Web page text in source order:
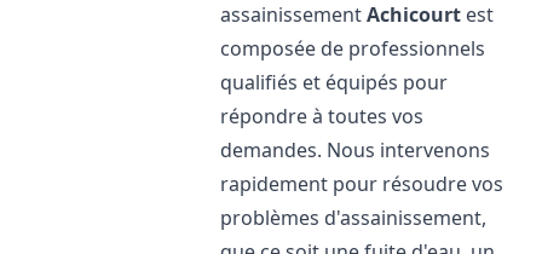
assainissementAchicourt est
composée de professionnels
qualifiés et équipés pour
répondre à toutes vos
demandes. Nous intervenons
rapidement pour résoudre vos
problèmes d'assainissement,